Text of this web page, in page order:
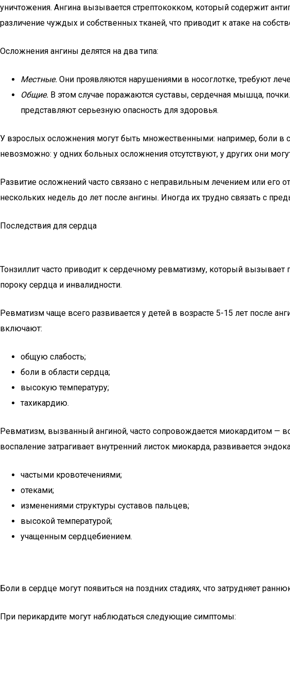
уничтожения. Ангина вызывается стрептококком, который содержит
различение чуждых и собственных тканей, что приводит к атаке на
Осложнения ангины делятся на два типа:
Местные. Они проявляются нарушениями в носоглотке, требуют
Общие. В этом случае поражаются суставы, сердечная мышца,
представляют серьезную опасность для здоровья.
У взрослых осложнения могут быть множественными: например, боли в
невозможно: у одних больных осложнения отсутствуют, у других они
Развитие осложнений часто связано с неправильным лечением или
нескольких недель до лет после ангины. Иногда их трудно связать с
Последствия для сердца
Тонзиллит часто приводит к сердечному ревматизму, который вызывает
пороку сердца и инвалидности.
Ревматизм чаще всего развивается у детей в возрасте 5-15 лет после
включают:
общую слабость;
боли в области сердца;
высокую температуру;
тахикардию.
Ревматизм, вызванный ангиной, часто сопровождается миокардитом —
воспаление затрагивает внутренний листок миокарда, развивается
частыми кровотечениями;
отеками;
изменениями структуры суставов пальцев;
высокой температурой;
учащенным сердцебиением.
Боли в сердце могут появиться на поздних стадиях, что затрудняет
При перикардите могут наблюдаться следующие симптомы: